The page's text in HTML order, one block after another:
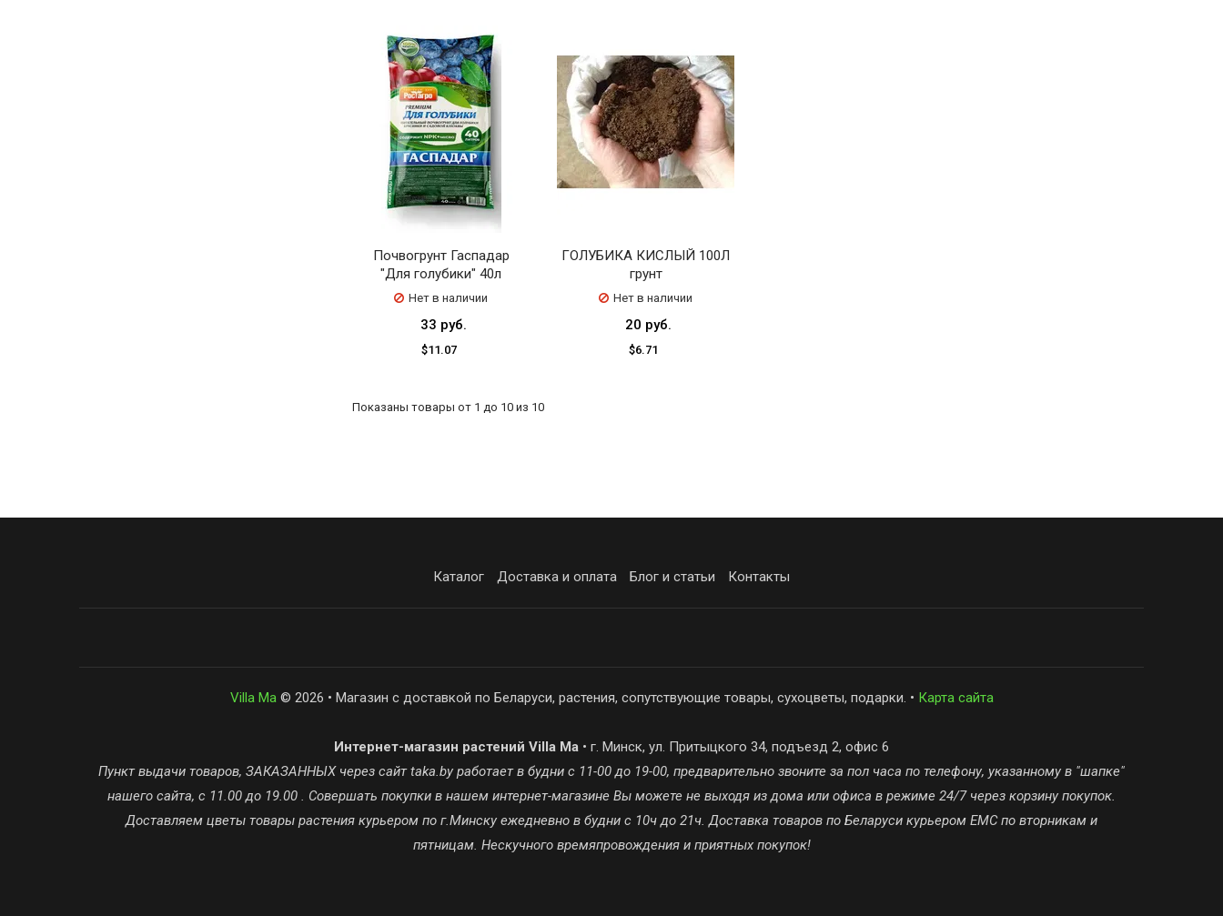
Почвогрунт Гаспадар
"Для голубики" 40л
Нет в наличии
33 руб.
$11.07
ГОЛУБИКА КИСЛЫЙ 100Л
грунт
Нет в наличии
20 руб.
$6.71
Показаны товары от 1 до 10 из 10
Каталог Доставка и оплата Блог и статьи Контакты
Villa Ma© 2026 • Магазин с доставкой по Беларуси, растения, сопутствующие товары, сухоцветы, подарки. • Карта сайта
Интернет-магазин растений Villa Ma • г. Минск, ул. Притыцкого 34, подъезд 2, офис 6
Пункт выдачи товаров, ЗАКАЗАННЫХ через сайт taka.by работает в будни с 11-00 до 19-00, предварительно звоните за пол часа по телефону, указанному в "шапке"
нашего сайта, с 11.00 до 19.00 . Совершать покупки в нашем интернет-магазине Вы можете не выходя из дома или офиса в режиме 24/7 через корзину покупок.
Доставляем цветы товары растения курьером по г.Минску ежедневно в будни с 10ч до 21ч. Доставка товаров по Беларуси курьером ЕМС по вторникам и
пятницам. Нескучного времяпровождения и приятных покупок!